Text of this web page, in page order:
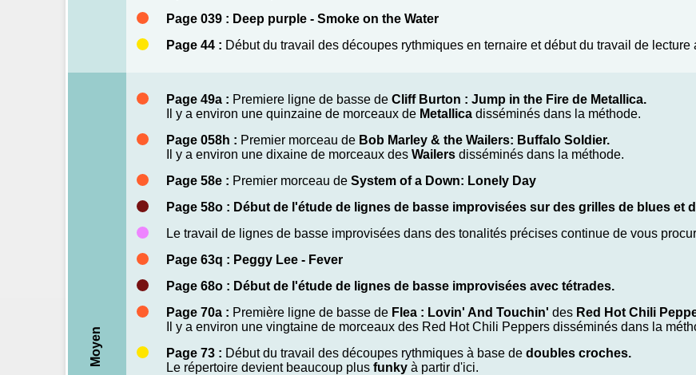
Page 039 : Deep purple - Smoke on the Water
Page 44 : Début du travail des découpes rythmiques en ternaire et début du travail de lecture
Moyen
Page 49a : Premiere ligne de basse de Cliff Burton : Jump in the Fire de Metallica.
Il y a environ une quinzaine de morceaux de Metallica disséminés dans la méthode.
Page 058h : Premier morceau de Bob Marley & the Wailers: Buffalo Soldier.
Il y a environ une dixaine de morceaux des Wailers disséminés dans la méthode.
Page 58e : Premier morceau de System of a Down: Lonely Day
Page 58o : Début de l'étude de lignes de basse improvisées sur des grilles de blues et
Le travail de lignes de basse improvisées dans des tonalités précises continue de vous
Page 63q : Peggy Lee - Fever
Page 68o : Début de l'étude de lignes de basse improvisées avec tétrades.
Page 70a : Première ligne de basse de Flea : Lovin' And Touchin' des Red Hot Chili
Il y a environ une vingtaine de morceaux des Red Hot Chili Peppers disséminés dans la
Page 73 : Début du travail des découpes rythmiques à base de doubles croches.
Le répertoire devient beaucoup plus funky à partir d'ici.